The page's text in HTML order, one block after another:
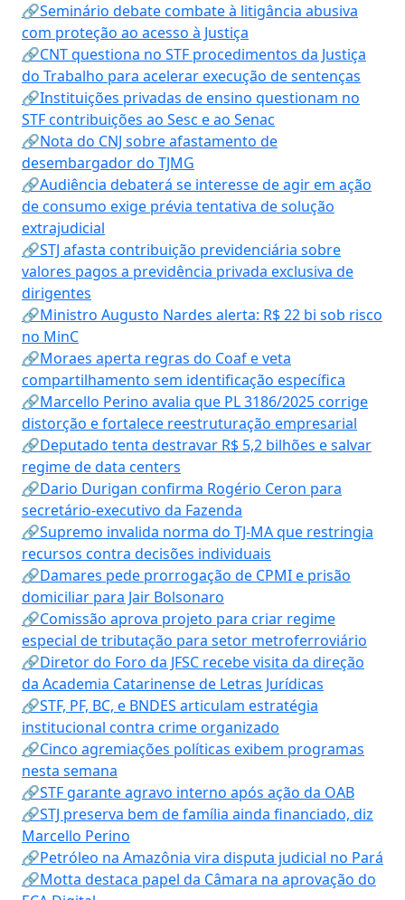
🔗Seminário debate combate à litigância abusiva
com proteção ao acesso à Justiça
🔗CNT questiona no STF procedimentos da Justiça
do Trabalho para acelerar execução de sentenças
🔗Instituições privadas de ensino questionam no
STF contribuições ao Sesc e ao Senac
🔗Nota do CNJ sobre afastamento de
desembargador do TJMG
🔗Audiência debaterá se interesse de agir em ação
de consumo exige prévia tentativa de solução
extrajudicial
🔗STJ afasta contribuição previdenciária sobre
valores pagos a previdência privada exclusiva de
dirigentes
🔗Ministro Augusto Nardes alerta: R$ 22 bi sob risco
no MinC
🔗Moraes aperta regras do Coaf e veta
compartilhamento sem identificação específica
🔗Marcello Perino avalia que PL 3186/2025 corrige
distorção e fortalece reestruturação empresarial
🔗Deputado tenta destravar R$ 5,2 bilhões e salvar
regime de data centers
🔗Dario Durigan confirma Rogério Ceron para
secretário-executivo da Fazenda
🔗Supremo invalida norma do TJ-MA que restringia
recursos contra decisões individuais
🔗Damares pede prorrogação de CPMI e prisão
domiciliar para Jair Bolsonaro
🔗Comissão aprova projeto para criar regime
especial de tributação para setor metroferroviário
🔗Diretor do Foro da JFSC recebe visita da direção
da Academia Catarinense de Letras Jurídicas
🔗STF, PF, BC, e BNDES articulam estratégia
institucional contra crime organizado
🔗Cinco agremiações políticas exibem programas
nesta semana
🔗STF garante agravo interno após ação da OAB
🔗STJ preserva bem de família ainda financiado, diz
Marcello Perino
🔗Petróleo na Amazônia vira disputa judicial no Pará
🔗Motta destaca papel da Câmara na aprovação do